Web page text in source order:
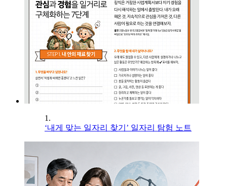
1.
‘내게 맞는 일자리 찾기’ 일자리 탐험 노트